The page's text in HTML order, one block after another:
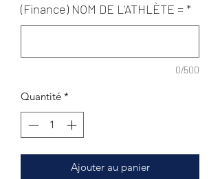
(Finance) NOM DE L'ATHLÈTE =*
0/500
Quantité *
Ajouter au panier